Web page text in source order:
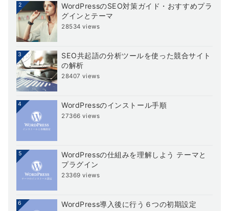
2
WordPressのSEO対策ガイド・おすすめプラ
グインとテーマ
28534 views
3
SEO共起語の分析ツールを使った競合サイト
の解析
28407 views
4 WordPressのインストール手順
27366 views
5
WordPressの仕組みを理解しよう テーマと
プラグイン
23369 views
6 WordPress導入後に行う６つの初期設定